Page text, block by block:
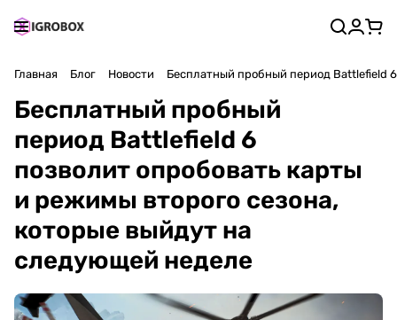
Главная Блог Новости Бесплатный пробный период Battlefield
Бесплатный пробный
период Battlefield 6
позволит опробовать карты
и режимы второго сезона,
которые выйдут на
следующей неделе